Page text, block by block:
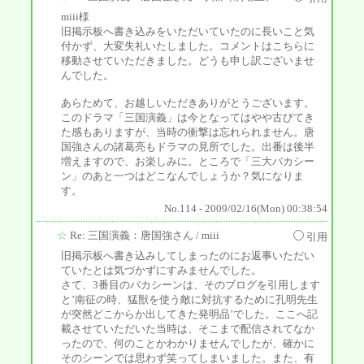
miii様
旧掲示板へ書き込みをいただいていたのに長いこと気
付かず、大変失礼いたしました。コメントはこちらに
移動させていただきました。どうも申し訳ございませ
んでした。
あらためて、お越しいただきありがとうございます。
このドラマ「三国演義」は今となってはやや古びてき
た感もありますが、当時の衝撃は忘れられません。唐
国強さんの諸葛亮もドラマの見所でした。出番は後半
増えますので、お楽しみに。ところで「三大バカシー
ン」のあと一つはどこなんでしょうか？気になりま
す。
No.114 - 2009/02/16(Mon) 00:38:54
☆ Re: 三国演義：唐国強さん / miii
引用
旧掲示板へ書き込みしてしまったのにお返事いただい
ていたとは気づかずにすみませんでした。
さて、3番目のバカシーンは、そのブログを引用します
と’南征の時、猛獣を使う敵に対抗するために孔明先生
が突然どこからか出してきた発明品’でした。ここへ記
載させていただいた当時は、そこまで配信されてなか
ったので、何のことかわかりませんでしたが、確かに
そのシーンでは思わず笑ってしまいました。また、有